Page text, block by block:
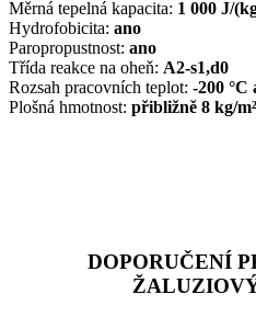
Měrná tepelná kapacita: 1 000 J/
Hydrofobicita: ano
Paropropustnost: ano
Třída reakce na oheň: A2-s1,d0
Rozsah pracovních teplot: -200 °C
Plošná hmotnost: přibližně 8 kg/m²
DOPORUČENÍ